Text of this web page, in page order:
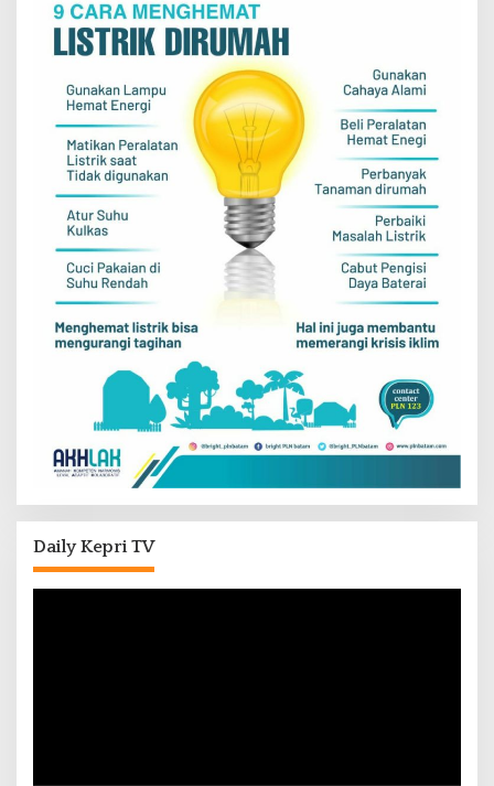
Daily Kepri TV